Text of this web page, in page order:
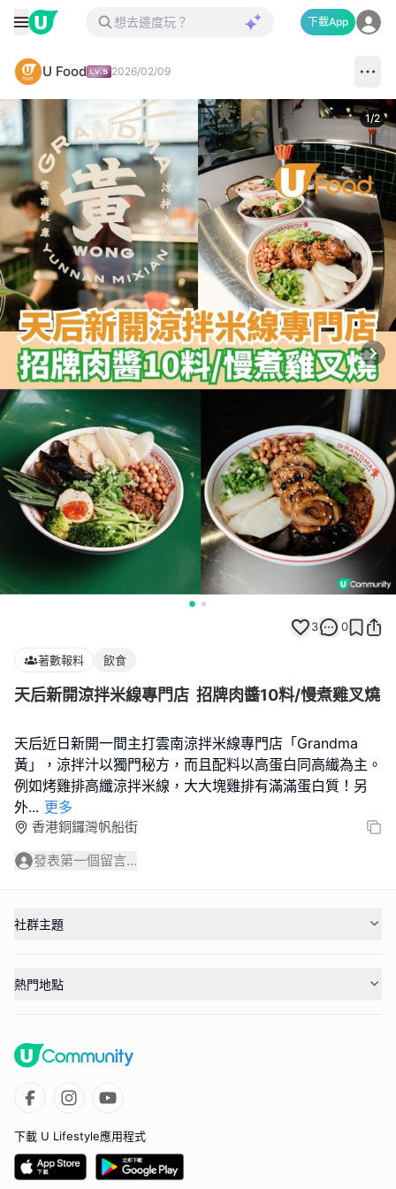
下載App
U Food 2026/02/09
1/2
3 0
著數報料 飲食
天后新開涼拌米線專門店 招牌肉醬10料/慢煮雞叉燒
天后近日新開一間主打雲南涼拌米線專門店「Grandma
黃」，涼拌汁以獨門秘方，而且配料以高蛋白同高纎為主。
例如烤雞排高纖涼拌米線，大大塊雞排有滿滿蛋白質！另
外... 更多
香港銅鑼灣帆船街
發表第一個留言...
社群主題
熱門地點
下載 U Lifestyle應用程式